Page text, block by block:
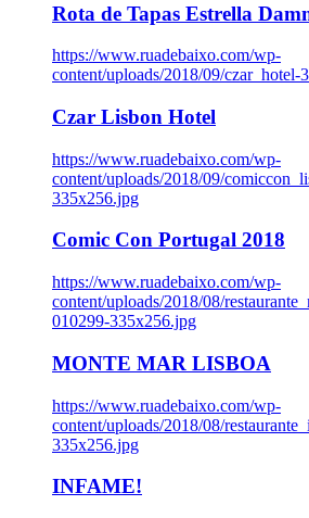
Rota de Tapas Estrella
https://www.ruadebaixo.com/wp-
content/uploads/2018/09/czar_hotel-
Czar Lisbon Hotel
https://www.ruadebaixo.com/wp-
content/uploads/2018/09/
335x256.jpg
Comic Con Portugal 2018
https://www.ruadebaixo.com/wp-
content/uploads/2018/08/
010299-335x256.jpg
MONTE MAR LISBOA
https://www.ruadebaixo.com/wp-
content/uploads/2018/08/
335x256.jpg
INFAME!